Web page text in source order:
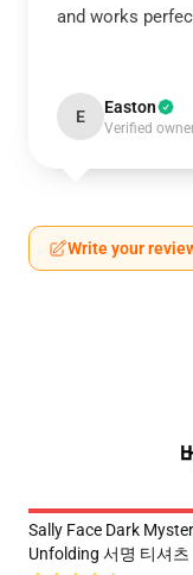
and works
E Easton
Verified
Write your
Sally Face Dark
Unfolding 서명 티셔츠